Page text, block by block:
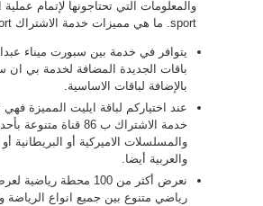
sport. ما هي مميزات خدمة الاشتراك bein sport:
يتوافر في خدمة بين سبورت ميناء
باقات الجديدة المضافة لخدمة بي ان
بالإضافة لباقات الاساسية.
عند اختياركم لباقة ايليت المميزة فهي
خدمة الاشتراك ب 86 قناة
والمسلسلات الاميركية أو البريطانية أو
والعربية أيضا.
نعرض أكثر من 100 محطة
رياضي متنوع بين جميع انواع الرياضة